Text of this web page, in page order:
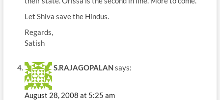
Let Shiva save the Hindus.
Regards,
Satish
S.RAJAGOPALANsays:
August 28, 2008 at 5:25 am